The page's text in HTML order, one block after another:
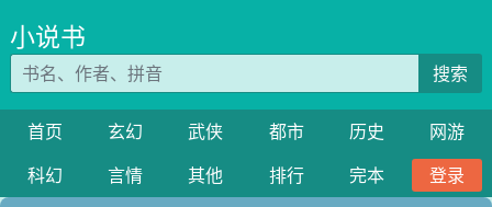
小说书
搜索
首页 玄幻 武侠 都市 历史
网游
科幻
言情 其他 排行 完本
登录